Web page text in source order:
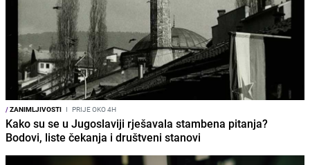
/ZANIMLJIVOSTI I PRIJE OKO 4H
Kako su se u Jugoslaviji rješavala stambena pitanja?
Bodovi, liste čekanja i društveni stanovi